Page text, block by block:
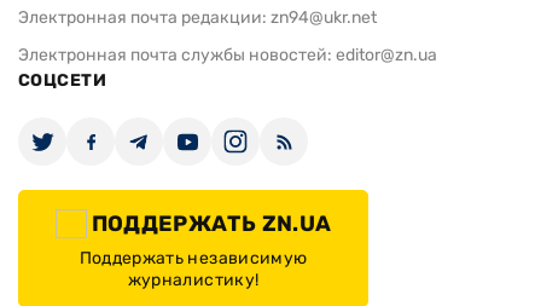
Электронная почта редакции: zn94@ukr.net
Электронная почта службы новостей: editor@zn.ua
СОЦСЕТИ
ПОДДЕРЖАТЬ ZN.UA
Поддержать независимую
журналистику!